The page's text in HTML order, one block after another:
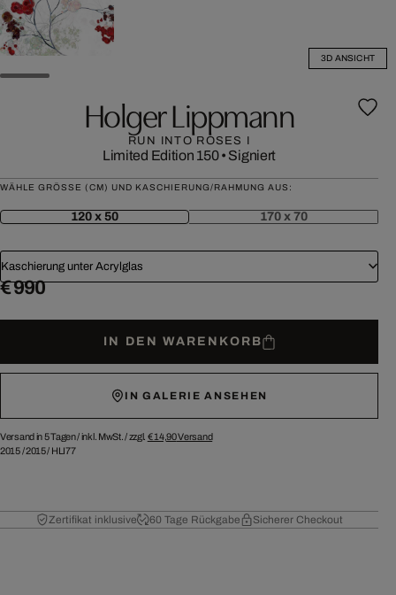
3D ANSICHT
Holger Lippmann
RUN INTO ROSES I
Limited Edition 150• Signiert
WÄHLE GRÖSSE (CM) UND KASCHIERUNG/RAHMUNG AUS:
120 x 50 170 x 70
Kaschierung unter Acrylglas
€ 990
IN DEN WARENKORB
IN GALERIE ANSEHEN
Versand in 5 Tagen /inkl. MwSt. / zzgl. € 14,90Versand
2015/2015/ HLI77
Zertifikat inklusive 60 Tage Rückgabe Sicherer Checkout